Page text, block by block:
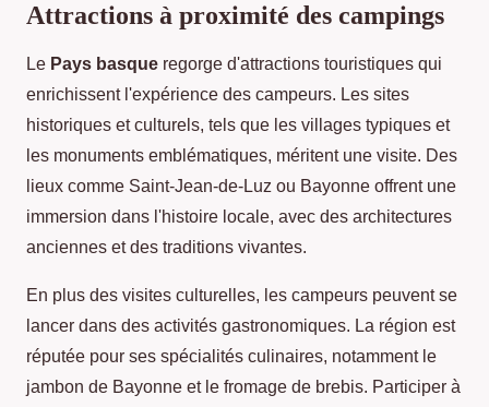
Attractions à proximité des campings
Le Pays basque regorge d'attractions touristiques qui
enrichissent l'expérience des campeurs. Les sites
historiques et culturels, tels que les villages typiques et
les monuments emblématiques, méritent une visite. Des
lieux comme Saint-Jean-de-Luz ou Bayonne offrent une
immersion dans l'histoire locale, avec des architectures
anciennes et des traditions vivantes.
En plus des visites culturelles, les campeurs peuvent se
lancer dans des activités gastronomiques. La région est
réputée pour ses spécialités culinaires, notamment le
jambon de Bayonne et le fromage de brebis. Participer à